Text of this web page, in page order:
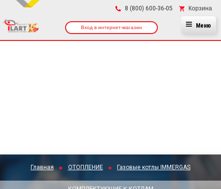
8 (800) 600-36-05 Корзина
Вход в интернет-магазин Меню
Главная ОТОПЛЕНИЕ Газовые котлы IMMERGAS
×